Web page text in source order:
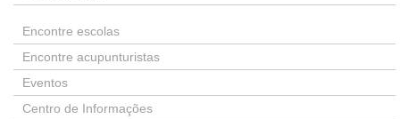
Encontre escolas
Encontre acupunturistas
Eventos
Centro de Informações